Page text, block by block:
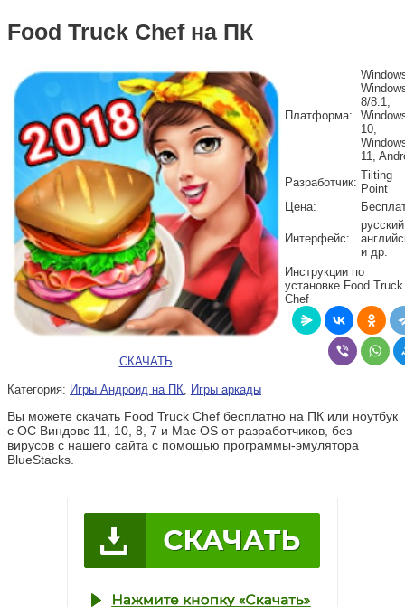
Food Truck Chef на ПК
СКАЧАТЬ
Платформа:
8/8.1,
10,
11,
Разработчик:
Tilting
Point
Цена:
Интерфейс:
и др.
Инструкции по
установке Food Truck
Chef
Категория: Игры Андроид на ПК, Игры аркады
Вы можете скачать Food Truck Chef бесплатно на ПК или ноутбук
с ОС Виндовс 11, 10, 8, 7 и Mac OS от разработчиков, без
вирусов с нашего сайта с помощью программы-эмулятора
BlueStacks.